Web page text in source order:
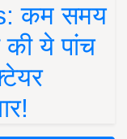
कम समय
की ये पांच